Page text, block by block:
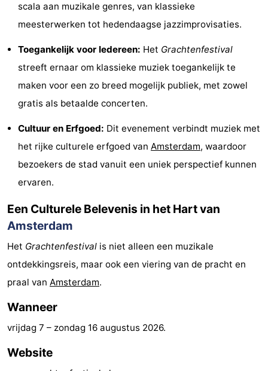
Experiences
Dorpen
Steden
Sporten
Wandelen
Amusement
en
Winkelen
Markten
-
Warenhuizen
Evenementen
Uitgelicht
scala aan muzikale genres, van klassieke
meesterwerken tot hedendaagse jazzimprovisaties.
Toegankelijk voor Iedereen: Het Grachtenfestival
streeft ernaar om klassieke muziek toegankelijk te
maken voor een zo breed mogelijk publiek, met zowel
gratis als betaalde concerten.
Cultuur en Erfgoed: Dit evenement verbindt muziek met
het rijke culturele erfgoed van Amsterdam, waardoor
bezoekers de stad vanuit een uniek perspectief kunnen
ervaren.
Een Culturele Belevenis in het Hart van
Amsterdam
Het Grachtenfestival is niet alleen een muzikale
ontdekkingsreis, maar ook een viering van de pracht en
praal van Amsterdam.
Wanneer
vrijdag 7 – zondag 16 augustus 2026.
Website